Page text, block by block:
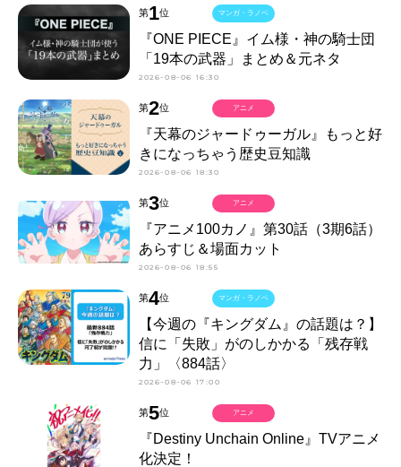
第1位
『ONE PIECE』イム様・神の騎士団
「19本の武器」まとめ＆元ネタ
2026-08-06 16:30
マンガ・ラノベ
第2位
『天幕のジャードゥーガル』もっと好
きになっちゃう歴史豆知識
2026-08-06 18:30
アニメ
第3位
『アニメ100カノ』第30話（3期6話）
あらすじ＆場面カット
2026-08-06 18:55
アニメ
第4位
【今週の『キングダム』の話題は？】
信に「失敗」がのしかかる「残存戦
力」〈884話〉
2026-08-06 17:00
マンガ・ラノベ
第5位
『Destiny Unchain Online』TVアニメ
化決定！
アニメ